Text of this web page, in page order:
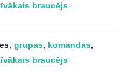
braucējs
grupas, komandas,
braucējs